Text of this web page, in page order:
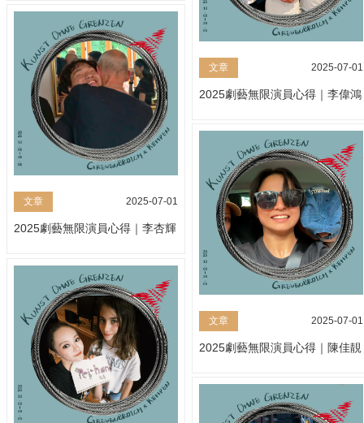
文章 2025-07-01
2025劇藝無限演員心得｜李偉鴻
文章 2025-07-01
2025劇藝無限演員心得｜李杏輝
文章 2025-07-01
2025劇藝無限演員心得｜陳佳靚